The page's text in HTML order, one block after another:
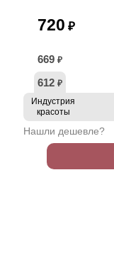
720 ₽
669 ₽
612 ₽
Индустрия
красоты
Нашли дешевле?